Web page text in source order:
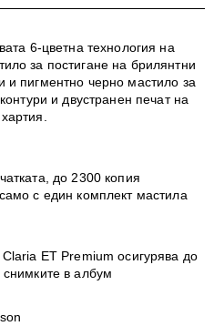
6-цветна технология на
за постигане на брилянтни
и пигментно черно мастило за
и двустранен печат на
до 2300 копия
с един комплект мастила
ET Premium осигурява до
в албум